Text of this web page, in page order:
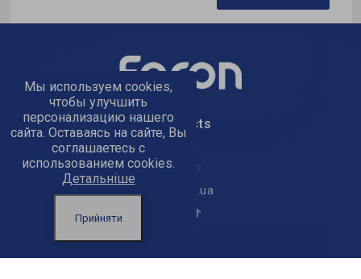
Тип светильника:настольный
Тип источника света:LED
text_kontacts
text_golov_ofis
office@feron.ua
Мы используем cookies,
чтобы улучшить
персонализацию нашего
сайта. Оставаясь на сайте, Вы
соглашаетесь с
использованием cookies.
Детальніше
Прийняти